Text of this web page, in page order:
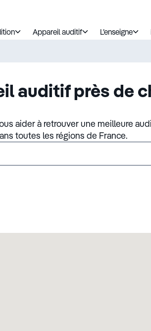
Appareil auditif L’enseigne
auditif près de
aider à retrouver une meilleure
toutes les régions de France.